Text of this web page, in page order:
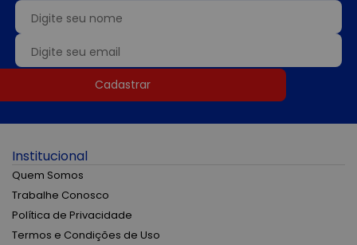
Cadastrar
Institucional
Quem Somos
Trabalhe Conosco
Política de Privacidade
Termos e Condições de Uso